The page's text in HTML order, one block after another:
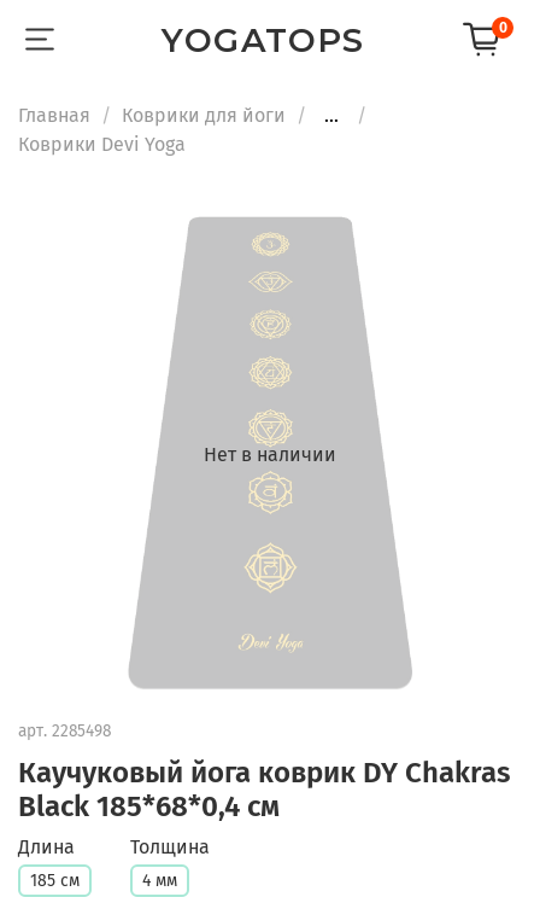
YOGATOPS 0
Главная Коврики для йоги
...
Коврики Devi Yoga
Нет в наличии
арт. 2285498
Каучуковый йога коврик DY Chakras
Black 185*68*0,4 см
Длина
185 см
Толщина
4 мм